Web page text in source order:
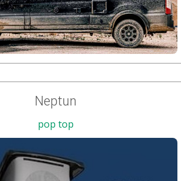
Neptun
pop top